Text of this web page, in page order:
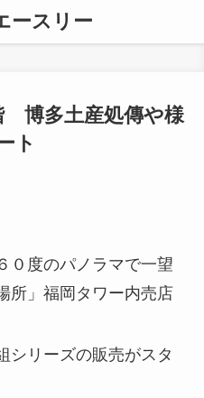
ースリー
博多土産処傳や様
ト
０度のパノラマで一望
所」福岡タワー内売店
シリーズの販売がスタ